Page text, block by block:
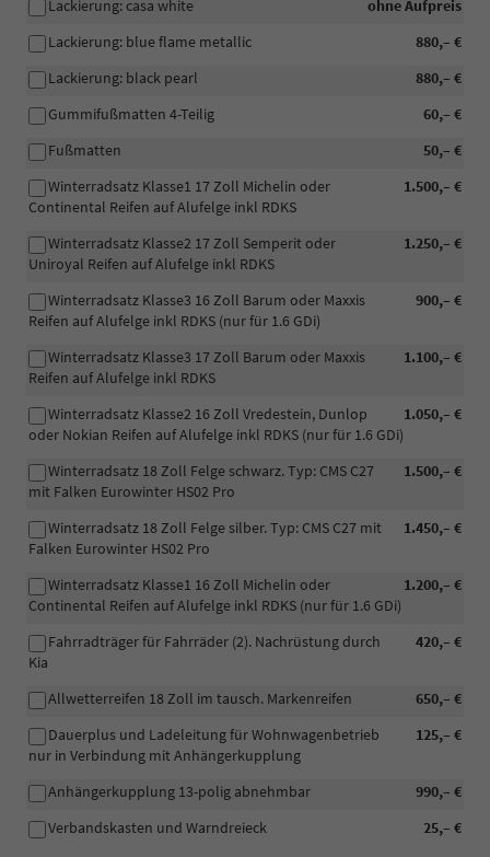
ohne Aufpreis
Lackierung: casa white
880,– €
Lackierung: blue flame metallic
880,– €
Lackierung: black pearl
60,– €
Gummifußmatten 4-Teilig
50,– €
Fußmatten
1.500,– €
Winterradsatz Klasse1 17 Zoll Michelin oder
Continental Reifen auf Alufelge inkl RDKS
1.250,– €
Winterradsatz Klasse2 17 Zoll Semperit oder
Uniroyal Reifen auf Alufelge inkl RDKS
900,– €
Winterradsatz Klasse3 16 Zoll Barum oder Maxxis
Reifen auf Alufelge inkl RDKS (nur für 1.6 GDi)
1.100,– €
Winterradsatz Klasse3 17 Zoll Barum oder Maxxis
Reifen auf Alufelge inkl RDKS
1.050,– €
Winterradsatz Klasse2 16 Zoll Vredestein, Dunlop
oder Nokian Reifen auf Alufelge inkl RDKS (nur für 1.6 GDi)
1.500,– €
Winterradsatz 18 Zoll Felge schwarz. Typ: CMS C27
mit Falken Eurowinter HS02 Pro
1.450,– €
Winterradsatz 18 Zoll Felge silber. Typ: CMS C27 mit
Falken Eurowinter HS02 Pro
1.200,– €
Winterradsatz Klasse1 16 Zoll Michelin oder
Continental Reifen auf Alufelge inkl RDKS (nur für 1.6 GDi)
420,– €
Fahrradträger für Fahrräder (2). Nachrüstung durch
Kia
650,– €
Allwetterreifen 18 Zoll im tausch. Markenreifen
125,– €
Dauerplus und Ladeleitung für Wohnwagenbetrieb
nur in Verbindung mit Anhängerkupplung
990,– €
Anhängerkupplung 13-polig abnehmbar
25,– €
Verbandskasten und Warndreieck